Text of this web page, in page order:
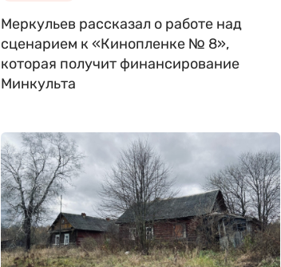
Меркульев рассказал о работе над
сценарием к «Кинопленке № 8»,
которая получит финансирование
Минкульта